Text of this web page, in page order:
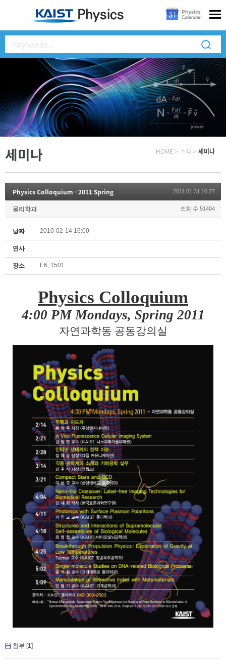
세미나 HOME > 소식 > 세미나
Physics Colloquium - 2011 Spring 2011.01.31 10:27
물리학과 조회 수:51404
날짜 2010-02-14 16:00
연사
장소 E6, 1501
Physics Colloquium
4:00 PM Mondays, Spring 2011
자연과학동 공동강의실
첨부 [1]